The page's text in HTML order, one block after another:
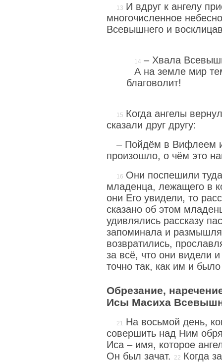
И вдруг к ангелу
многочисленное
Всевышнего и
– Хвала
А на земле мир
благоволит!
Когда ангелы
сказали друг другу:
– Пойдём в Вифлеем
произошло, о чём это
Они поспешили
младенца, лежащего в
они Его увидели, то
сказано об этом
удивлялись рассказу
запоминала и
возвратились,
за всё, что они видели
точно так, как им и было
Обрезание,
Исы Масиха
На восьмой день,
совершить над Ним
Иса – имя, которое
Он был зачат.
Когда